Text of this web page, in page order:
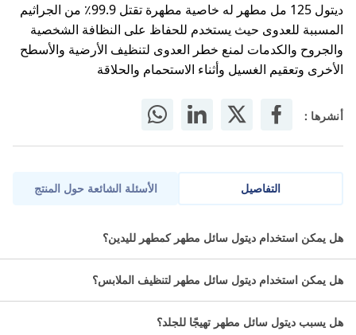
ديتول 125 مل مطهر له خاصية مطهرة تقتل 99.9٪ من الجراثيم
المسببة للعدوى حيث يستخدم للحفاظ على النظافة الشخصية
والجروح والكدمات لمنع خطر العدوى لتنظيف الأرضية والأسطح
الأخرى وتعقيم الغسيل وأثناء الاستحمام والحلاقة
أنشرها :
التفاصيل
مطهر له خاصية مطهرة تقتل 99.9٪ من الجراثيم المسببة للعدوى حيث
والحلاقة.
ما هي مميزات ديتول 125 مل؟
الأسئلة الشائعة حول المنتج
هل يمكن استخدام ديتول سائل مطهر كمطهر لليدين؟
هل يمكن استخدام ديتول سائل مطهر لتنظيف الملابس؟
هل يسبب ديتول سائل مطهر تهيجًا للجلد؟